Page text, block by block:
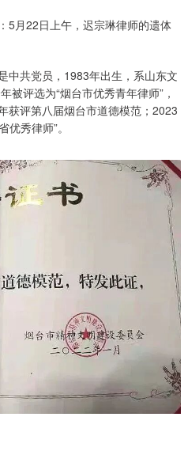
月22日上午，迟宗琳律师的遗体
共党员，1983年出生，系山东文
被评选为“烟台市优秀青年律师”，
获评第八届烟台市道德模范；2023
秀律师”。